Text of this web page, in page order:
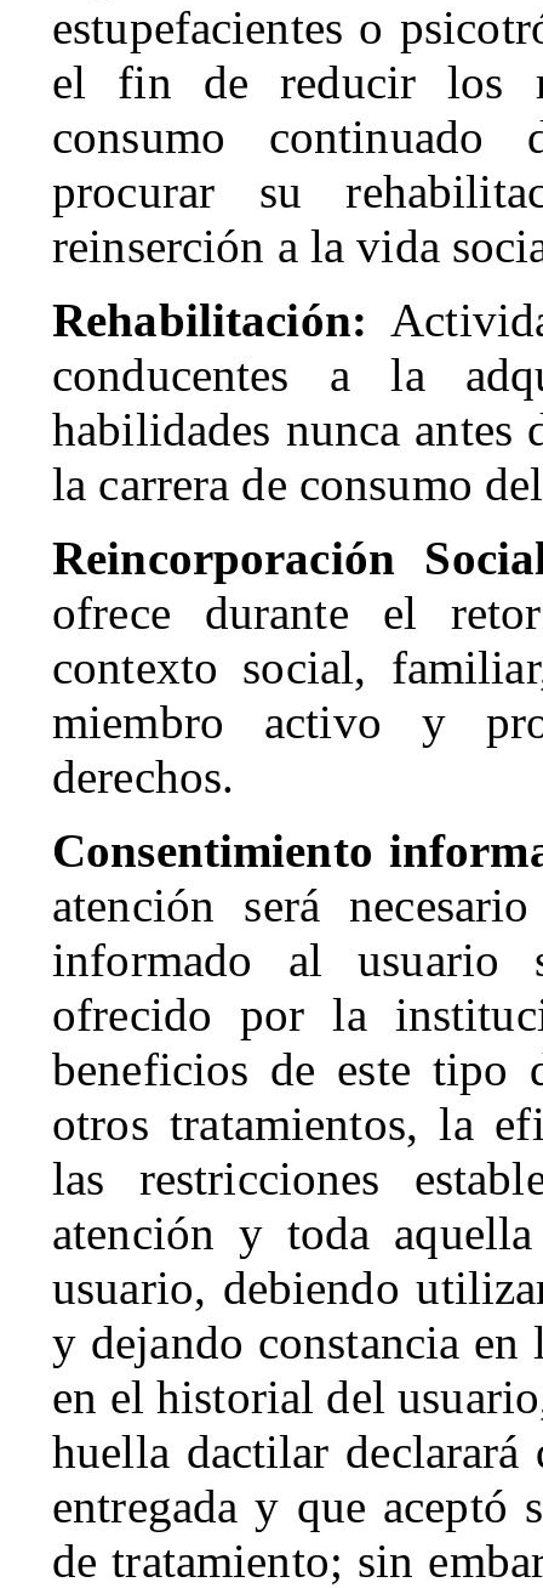
estupefacientes o
el fin de reducir los
consumo continuado
procurar su
reinserción a la vida
Rehabilitación:
conducentes a la
habilidades nunca antes
la carrera de consumo
Reincorporación
ofrece durante el
contexto social,
miembro activo y
derechos.
Consentimiento
atención será
informado al usuario
ofrecido por la
beneficios de este tipo
otros tratamientos, la
las restricciones
atención y toda
usuario, debiendo
y dejando constancia
en el historial del
huella dactilar
entregada y que aceptó
de tratamiento; sin